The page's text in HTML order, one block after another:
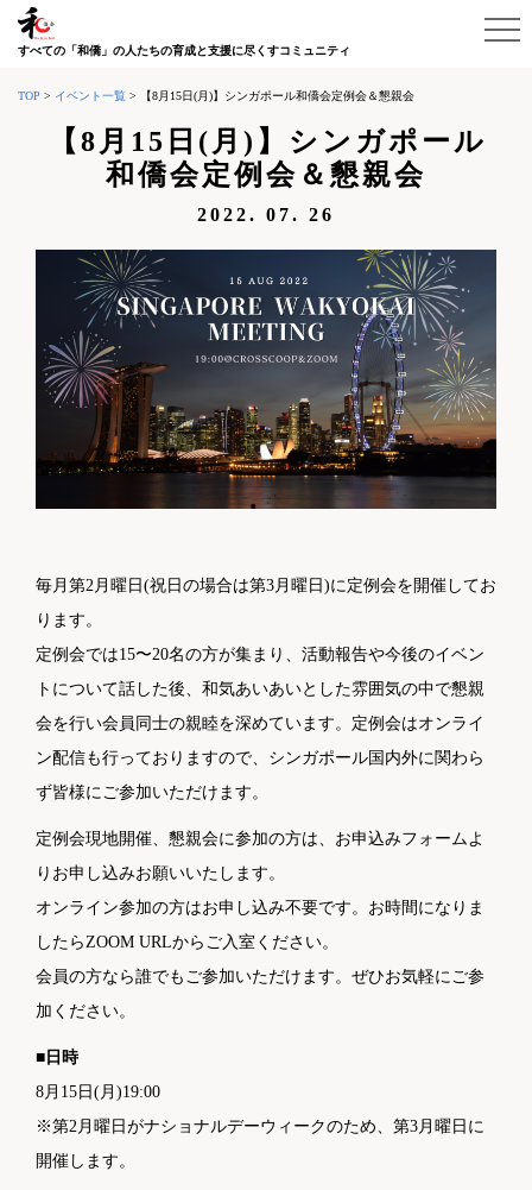
すべての「和僑」の人たちの育成と支援に尽くすコミュニティ
TOP > イベント一覧 > 【8月15日(月)】シンガポール和僑会定例会＆懇親会
【8月15日(月)】シンガポール
和僑会定例会＆懇親会
2022. 07. 26
毎月第2月曜日(祝日の場合は第3月曜日)に定例会を開催してお
ります。
定例会では15〜20名の方が集まり、活動報告や今後のイベン
トについて話した後、和気あいあいとした雰囲気の中で懇親
会を行い会員同士の親睦を深めています。定例会はオンライ
ン配信も行っておりますので、シンガポール国内外に関わら
ず皆様にご参加いただけます。
定例会現地開催、懇親会に参加の方は、お申込みフォームよ
りお申し込みお願いいたします。
オンライン参加の方はお申し込み不要です。お時間になりま
したらZOOM URLからご入室ください。
会員の方なら誰でもご参加いただけます。ぜひお気軽にご参
加ください。
■日時
8月15日(月)19:00
※第2月曜日がナショナルデーウィークのため、第3月曜日に
開催します。